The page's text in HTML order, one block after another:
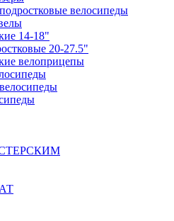
велосипеды
14-18"
20-27.5"
велоприцепы